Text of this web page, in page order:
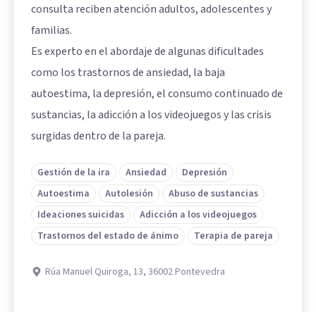
consulta reciben atención adultos, adolescentes y
familias.
Es experto en el abordaje de algunas dificultades
como los trastornos de ansiedad, la baja
autoestima, la depresión, el consumo continuado de
sustancias, la adicción a los videojuegos y las crisis
surgidas dentro de la pareja.
Gestión de la ira Ansiedad
Depresión
Autoestima
Autolesión
Abuso de sustancias
Ideaciones suicidas
Adicción a los videojuegos
Trastornos del estado de ánimo
Terapia de pareja
Rúa Manuel Quiroga, 13, 36002 Pontevedra